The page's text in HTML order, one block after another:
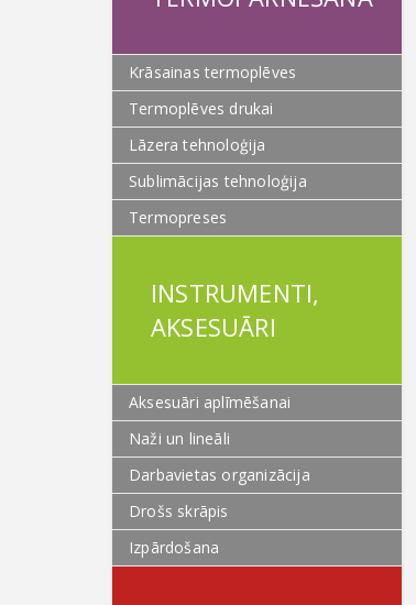
Krāsainas termoplēves
Termoplēves drukai
Lāzera tehnoloģija
Sublimācijas tehnoloģija
Termopreses
INSTRUMENTI,
AKSESUĀRI
Aksesuāri aplīmēšanai
Naži un lineāli
Darbavietas organizācija
Drošs skrāpis
Izpārdošana